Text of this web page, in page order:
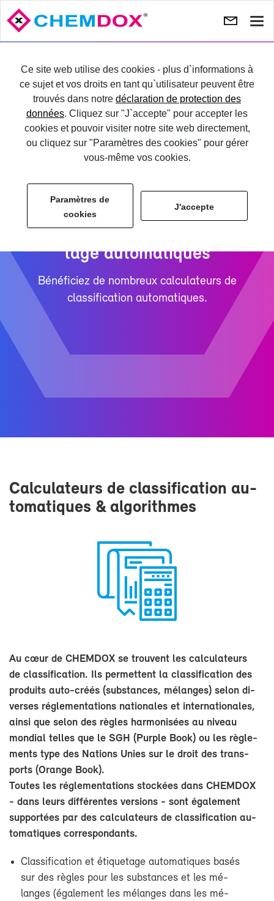
Ce site web utilise des cookies - plus d`informations à
ce sujet et vos droits en tant qu`utilisateur peuvent être
trouvés dans notre déclaration de protection des
données. Cliquez sur "J`accepte" pour accepter les
cookies et pouvoir visiter notre site web directement,
ou cliquez sur "Paramètres des cookies" pour gérer
vous-même vos cookies.
Paramètres de
cookies
J'accepte
ES­SAYER
CONNEC­TER
Clas­si­fi­ca­tion & éti­que­
tage au­to­ma­tiques
Bé­né­fi­ciez de nom­breux cal­cu­la­teurs de
clas­si­fi­ca­tion au­to­ma­tiques.
cé­
dent
Cal­cu­la­teurs de clas­si­fi­ca­tion au­
to­ma­tiques & al­go­rithmes
Au cœur de CHEM­DOX se trouvent les cal­cu­la­teurs
de clas­si­fi­ca­tion. Ils per­mettent la clas­si­fi­ca­tion des
pro­duits auto-​créés (sub­stances, mé­langes) se­lon di­
verses ré­gle­men­ta­tions na­tio­nales et in­ter­na­tio­nales,
ain­si que se­lon des règles har­mo­ni­sées au ni­veau
mon­dial telles que le SGH (Purple Book) ou les rè­gle­
ments type des Na­tions Unies sur le droit des trans­
ports (Orange Book).
Toutes les ré­gle­men­ta­tions sto­ckées dans CHEM­DOX
- dans leurs dif­fé­rentes ver­sions - sont éga­le­ment
sup­por­tées par des cal­cu­la­teurs de clas­si­fi­ca­tion au­
to­ma­tiques cor­res­pon­dants.
Clas­si­fi­ca­tion et éti­que­tage au­to­ma­tiques ba­sés
sur des règles pour les sub­stances et les mé­
langes (éga­le­ment les mé­langes dans les mé­